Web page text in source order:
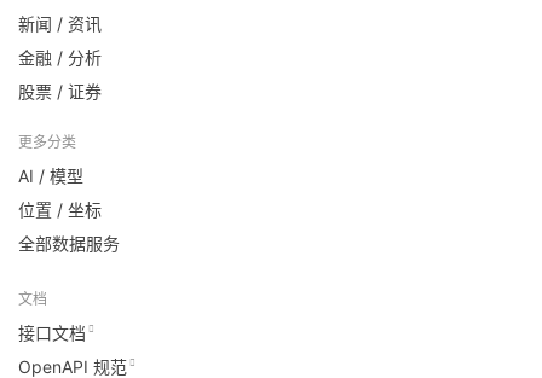
新闻 / 资讯
金融 / 分析
股票 / 证券
更多分类
AI / 模型
位置 / 坐标
全部数据服务
文档
接口文档
OpenAPI 规范